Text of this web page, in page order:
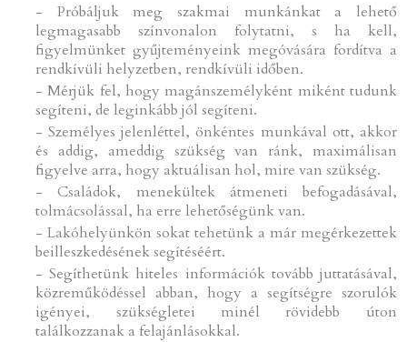
- Próbáljuk meg szakmai munkánkat a lehető
legmagasabb színvonalon folytatni, s ha kell,
figyelmünket gyűjteményeink megóvására fordítva a
rendkívüli helyzetben, rendkívüli időben.
- Mérjük fel, hogy magánszemélyként miként tudunk
segíteni, de leginkább jól segíteni.
- Személyes jelenléttel, önkéntes munkával ott, akkor
és addig, ameddig szükség van ránk, maximálisan
figyelve arra, hogy aktuálisan hol, mire van szükség.
- Családok, menekültek átmeneti befogadásával,
tolmácsolással, ha erre lehetőségünk van.
- Lakóhelyünkön sokat tehetünk a már megérkezettek
beilleszkedésének segítéséért.
- Segíthetünk hiteles információk tovább juttatásával,
közreműködéssel abban, hogy a segítségre szorulók
igényei, szükségletei minél rövidebb úton
találkozzanak a felajánlásokkal.